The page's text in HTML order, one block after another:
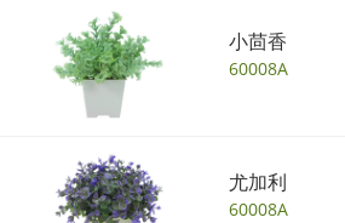
小茴香
60008A
尤加利
60008A